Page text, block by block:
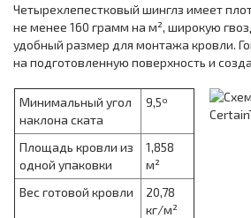
Четырехлепестковый шинглз имеет
не менее 160 грамм на м², широкую
удобный размер для монтажа кровли.
на подготовленную поверхность и
Минимальный угол
наклона ската
9,5º
Площадь кровли из
одной упаковки
1,858
м²
Вес готовой кровли
20,78
кг/м²